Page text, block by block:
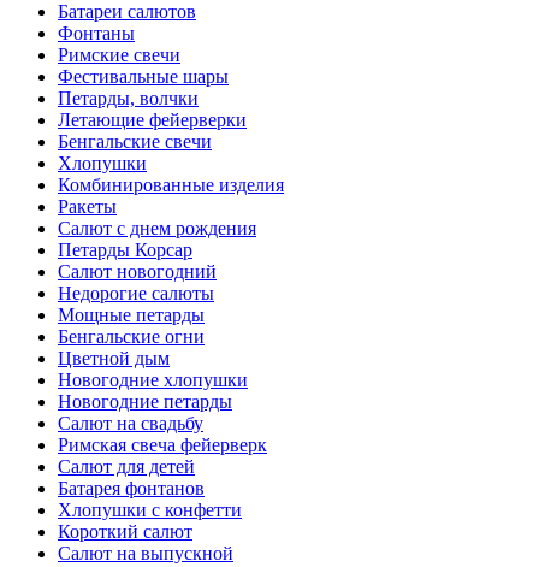
Батареи салютов
Фонтаны
Римские свечи
Фестивальные шары
Петарды, волчки
Летающие фейерверки
Бенгальские свечи
Хлопушки
Комбинированные изделия
Ракеты
Салют с днем рождения
Петарды Корсар
Салют новогодний
Недорогие салюты
Мощные петарды
Бенгальские огни
Цветной дым
Новогодние хлопушки
Новогодние петарды
Салют на свадьбу
Римская свеча фейерверк
Салют для детей
Батарея фонтанов
Хлопушки с конфетти
Короткий салют
Салют на выпускной